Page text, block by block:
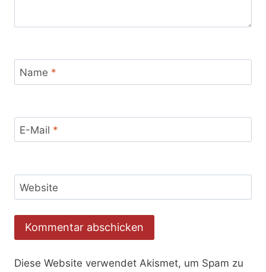
Name *
E-Mail *
Website
Diese Website verwendet Akismet, um Spam zu